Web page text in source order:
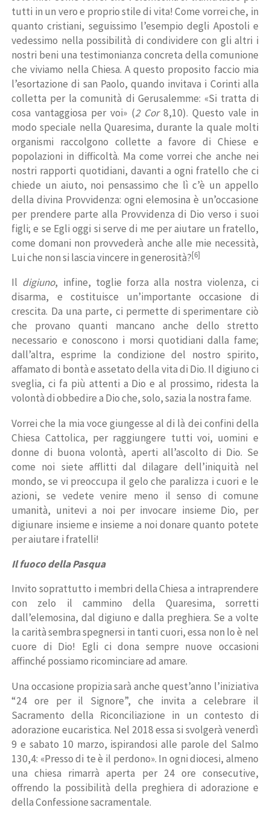
tutti in un vero e proprio stile di vita! Come vorrei che, in
quanto cristiani, seguissimo l’esempio degli Apostoli e
vedessimo nella possibilità di condividere con gli altri i
nostri beni una testimonianza concreta della comunione
che viviamo nella Chiesa. A questo proposito faccio mia
l’esortazione di san Paolo, quando invitava i Corinti alla
colletta per la comunità di Gerusalemme: «Si tratta di
cosa vantaggiosa per voi» (2 Cor8,10). Questo vale in
modo speciale nella Quaresima, durante la quale molti
organismi raccolgono collette a favore di Chiese e
popolazioni in difficoltà. Ma come vorrei che anche nei
nostri rapporti quotidiani, davanti a ogni fratello che ci
chiede un aiuto, noi pensassimo che lì c’è un appello
della divina Provvidenza: ogni elemosina è un’occasione
per prendere parte alla Provvidenza di Dio verso i suoi
figli; e se Egli oggi si serve di me per aiutare un fratello,
come domani non provvederà anche alle mie necessità,
Lui che non si lascia vincere in generosità?[6]
Il digiuno, infine, toglie forza alla nostra violenza, ci
disarma, e costituisce un’importante occasione di
crescita. Da una parte, ci permette di sperimentare ciò
che provano quanti mancano anche dello stretto
necessario e conoscono i morsi quotidiani dalla fame;
dall’altra, esprime la condizione del nostro spirito,
affamato di bontà e assetato della vita di Dio. Il digiuno ci
sveglia, ci fa più attenti a Dio e al prossimo, ridesta la
volontà di obbedire a Dio che, solo, sazia la nostra fame.
Vorrei che la mia voce giungesse al di là dei confini della
Chiesa Cattolica, per raggiungere tutti voi, uomini e
donne di buona volontà, aperti all’ascolto di Dio. Se
come noi siete afflitti dal dilagare dell’iniquità nel
mondo, se vi preoccupa il gelo che paralizza i cuori e le
azioni, se vedete venire meno il senso di comune
umanità, unitevi a noi per invocare insieme Dio, per
digiunare insieme e insieme a noi donare quanto potete
per aiutare i fratelli!
Il fuoco della Pasqua
Invito soprattutto i membri della Chiesa a intraprendere
con zelo il cammino della Quaresima, sorretti
dall’elemosina, dal digiuno e dalla preghiera. Se a volte
la carità sembra spegnersi in tanti cuori, essa non lo è nel
cuore di Dio! Egli ci dona sempre nuove occasioni
affinché possiamo ricominciare ad amare.
Una occasione propizia sarà anche quest’anno l’iniziativa
“24 ore per il Signore”, che invita a celebrare il
Sacramento della Riconciliazione in un contesto di
adorazione eucaristica. Nel 2018 essa si svolgerà venerdì
9 e sabato 10 marzo, ispirandosi alle parole del Salmo
130,4: «Presso di te è il perdono». In ogni diocesi, almeno
una chiesa rimarrà aperta per 24 ore consecutive,
offrendo la possibilità della preghiera di adorazione e
della Confessione sacramentale.